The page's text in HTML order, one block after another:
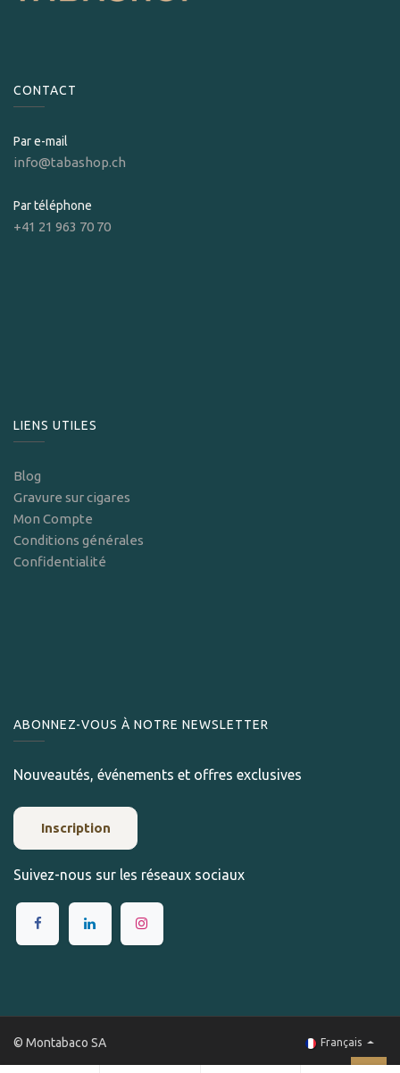
CONTACT
Par e-mail
info@tabashop.ch
Par téléphone
+41 21 963 70 70
LIENS UTILES
Blog
Gravure sur cigares
Mon Compte
Conditions générales
Confidentialité
ABONNEZ-VOUS À NOTRE NEWSLETTER
Nouveautés, événements et offres exclusives
Inscription
Suivez-nous sur les réseaux sociaux
© Montabaco SA Français